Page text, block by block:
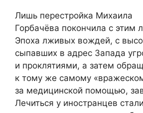
Лишь перестройка Михаила
Горбачёва покончила с этим
Эпоха лживых вождей, с
сыпавших в адрес Запада
и проклятиями, а затем
к тому же самому
за медицинской помощью,
Лечиться у иностранцев